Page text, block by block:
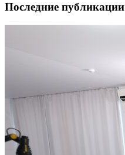
Последние публикации